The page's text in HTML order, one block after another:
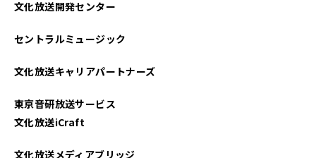
文化放送開発センター
セントラルミュージック
文化放送キャリアパートナーズ
東京音研放送サービス
文化放送iCraft
文化放送メディアブリッジ